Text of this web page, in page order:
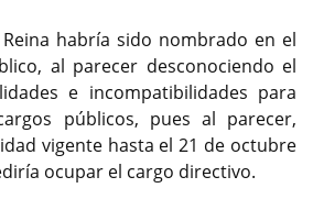
habría sido nombrado en el
al parecer desconociendo el
e incompatibilidades para
públicos, pues al parecer,
vigente hasta el 21 de octubre
ocupar el cargo directivo.